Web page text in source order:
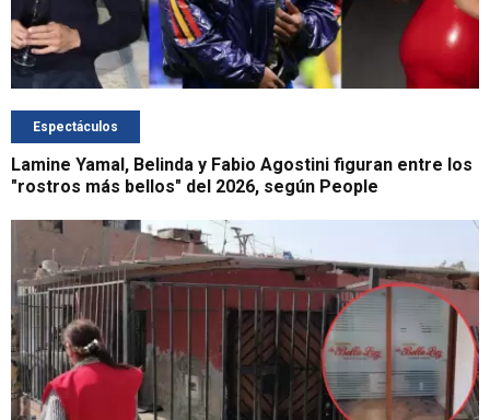
Espectáculos
Lamine Yamal, Belinda y Fabio Agostini figuran entre los
"rostros más bellos" del 2026, según People